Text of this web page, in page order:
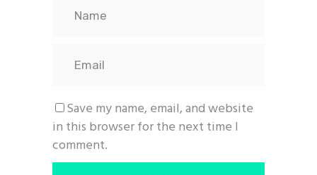
Save my name, email, and website
in this browser for the next time I
comment.